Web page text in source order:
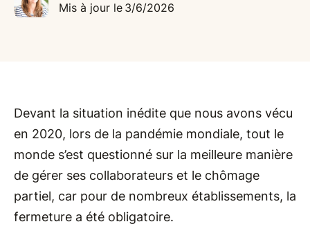
Mis à jour le 3/6/2026
Devant la situation inédite que nous avons vécu
en 2020, lors de la pandémie mondiale, tout le
monde s’est questionné sur la meilleure manière
de gérer ses collaborateurs et le chômage
partiel, car pour de nombreux établissements, la
fermeture a été obligatoire.